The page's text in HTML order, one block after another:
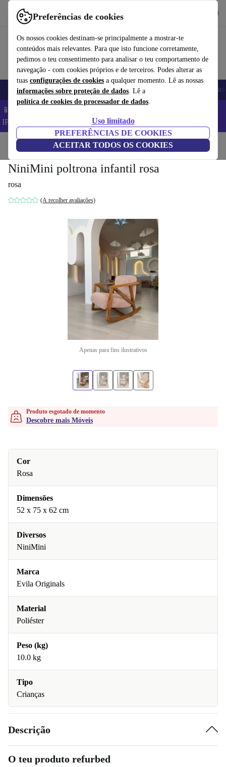
Preferências de cookies
Os nossos cookies destinam-se principalmente a mostrar-te
conteúdos mais relevantes. Para que isto funcione corretamente,
pedimos o teu consentimento para analisar o teu comportamento de
navegação - com cookies próprios e de terceiros. Podes alterar as
tuas configurações de cookies a qualquer momento. Lê as nossas
informações sobre proteção de dados. Lê a
política de cookies do processador de dados.
Uso limitado
PREFERÊNCIAS DE COOKIES
ACEITAR TODOS OS COOKIES
Use o refurbed de forma rápida e fácil
Telemóveis Computadores Portáteis Tablets
📱 Poupa 5% EXTRA em todos os iPhones – Código:
IPHONEDEAL –
Início Casa Móveis
NiniMini poltrona infantil rosa
rosa
(A recolher avaliações)
Apenas para fins ilustrativos
Produto esgotado de momento
Descobre mais Móveis
Cor
Rosa
Dimensões
52 x 75 x 62 cm
Diversos
NiniMini
Marca
Evila Originals
Material
Poliéster
Peso (kg)
10.0 kg
Tipo
Crianças
Descrição
O teu produto refurbed